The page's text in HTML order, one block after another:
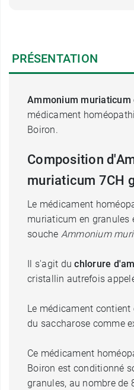
PRÉSENTATION
Ammonium
médicament
Boiron.
Composition
muriaticum 7CH
Le médicament
muriaticum en granules
souche Ammonium
Il s'agit duchlorure
cristallin autrefois
Le médicament
du saccharose comme
Ce médicament
Boiron est conditionné
granules, au nombre de